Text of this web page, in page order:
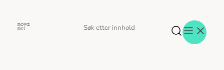
Søk
Søk